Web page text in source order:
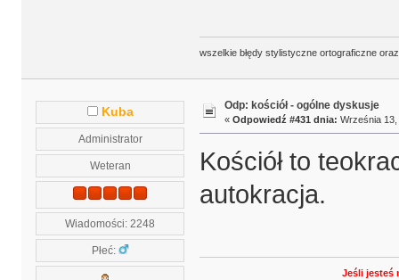
wszelkie błędy stylistyczne ortograficzne
Kuba
Administrator
Weteran
Wiadomości: 2248
Płeć:
Odp: kościół - ogólne dyskusje
« Odpowiedź #431 dnia: Września
Kościół to
autokracja.
Jeśli jesteś